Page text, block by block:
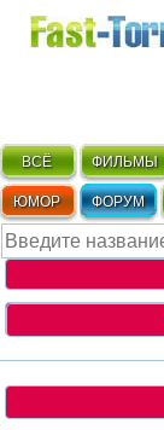
ВСЁ ФИЛЬМЫ
ЮМОР ФОРУМ